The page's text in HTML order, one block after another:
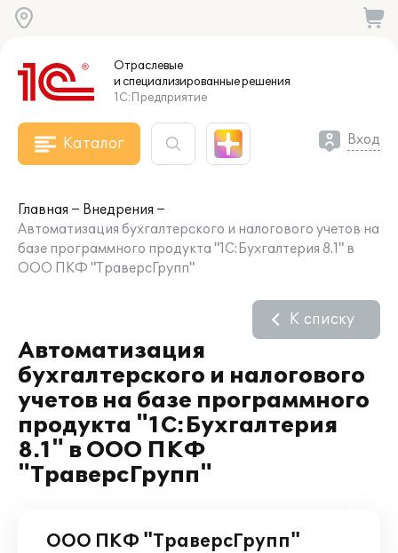
Отраслевые
и специализированныерешения
1С:Предприятие
Каталог Вход
Главная
Внедрения
Автоматизация бухгалтерского и налогового учетов на
базе программного продукта "1С:Бухгалтерия 8.1" в
ООО ПКФ "ТраверсГрупп"
Автоматизация
бухгалтерского и налогового
учетов на базе программного
продукта "1С:Бухгалтерия
8.1" в ООО ПКФ
"ТраверсГрупп"
К списку
ООО ПКФ "ТраверсГрупп"